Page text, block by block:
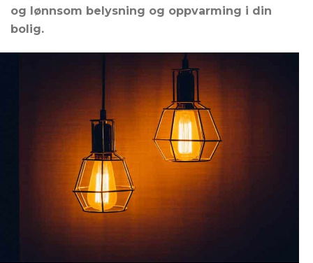
og lønnsom belysning og oppvarming i din
bolig.